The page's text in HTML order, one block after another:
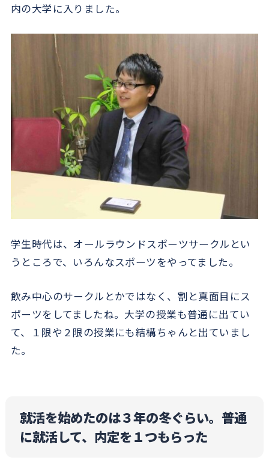
内の大学に入りました。
学生時代は、オールラウンドスポーツサークルとい
うところで、いろんなスポーツをやってました。
飲み中心のサークルとかではなく、割と真面目にス
ポーツをしてましたね。大学の授業も普通に出てい
て、１限や２限の授業にも結構ちゃんと出ていまし
た。
就活を始めたのは３年の冬ぐらい。普通
に就活して、内定を１つもらった